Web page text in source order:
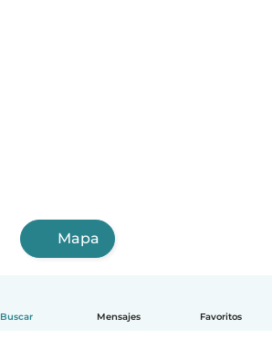
Buscar Mensajes Favoritos
Mapa